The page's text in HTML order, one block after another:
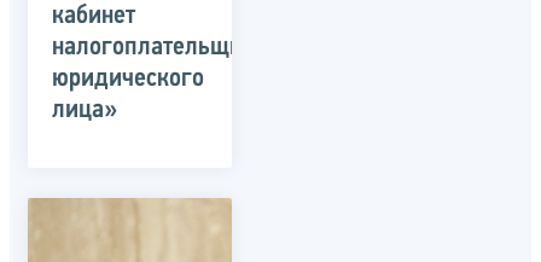
кабинет
налогоплательщика
юридического
лица»